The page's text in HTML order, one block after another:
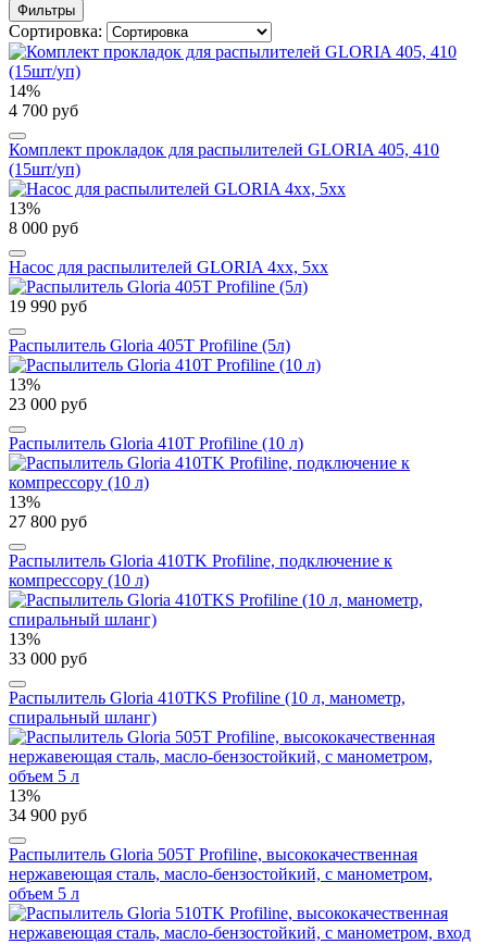
Фильтры
Сортировка:
14%
4 700 руб
Комплект прокладок для распылителей GLORIA 405, 410
(15шт/уп)
13%
8 000 руб
Насос для распылителей GLORIA 4xx, 5xx
19 990 руб
Распылитель Gloria 405T Profiline (5л)
13%
23 000 руб
Распылитель Gloria 410T Profiline (10 л)
13%
27 800 руб
Распылитель Gloria 410TK Profiline, подключение к
компрессору (10 л)
13%
33 000 руб
Распылитель Gloria 410TKS Profiline (10 л, манометр,
спиральный шланг)
13%
34 900 руб
Распылитель Gloria 505T Profiline, высококачественная
нержавеющая сталь, масло-бензостойкий, с манометром,
объем 5 л